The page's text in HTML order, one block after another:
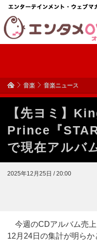
音楽 音楽ニュース
【先ヨミ】
Prince『
で現在アルバ
2025年12月25日 / 20:00
今週のCDアルバム売上
12月24日の集計が明ら